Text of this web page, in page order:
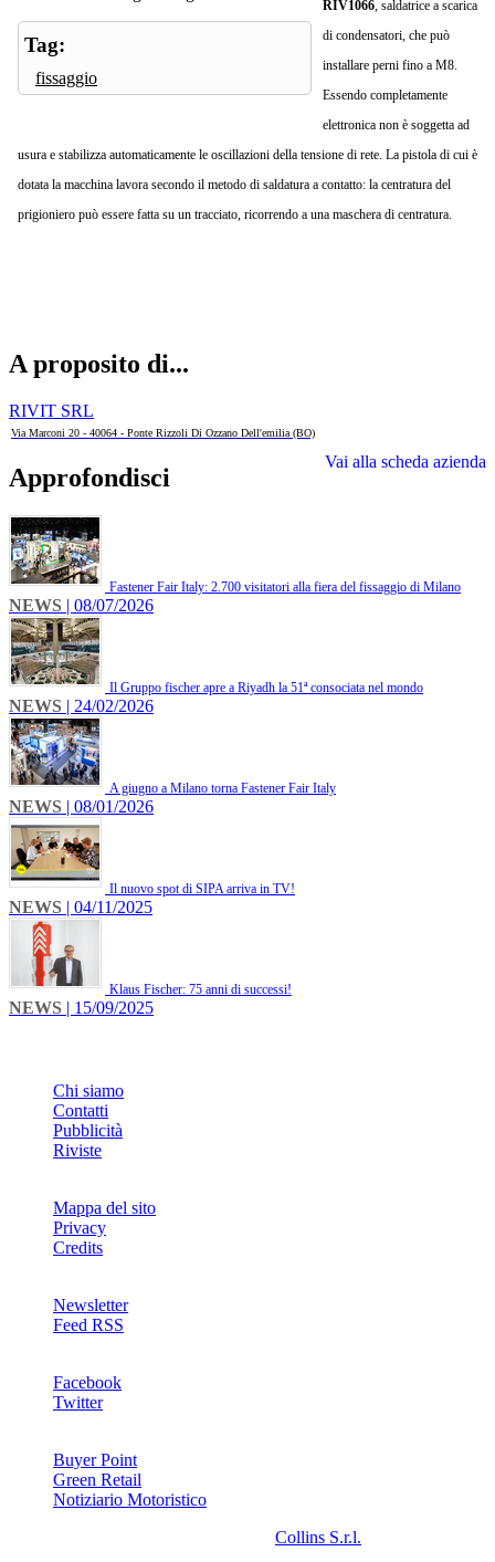
Tag:
fissaggio
RIV1066 , saldatrice a scarica
di condensatori, che può
installare perni fino a M8.
Essendo completamente
elettronica non è soggetta ad
usura e stabilizza automaticamente le oscillazioni della tensione di rete. La pistola di cui è
dotata la macchina lavora secondo il metodo di saldatura a contatto: la centratura del
prigioniero può essere fatta su un tracciato, ricorrendo a una maschera di centratura.
A proposito di...
RIVIT SRL
Via Marconi 20 - 40064 - Ponte Rizzoli Di Ozzano Dell'emilia (BO)
Vai alla scheda azienda
Approfondisci
Fastener Fair Italy: 2.700 visitatori alla fiera del fissaggio di Milano
NEWS | 08/07/2026
Il Gruppo fischer apre a Riyadh la 51ª consociata nel mondo
NEWS | 24/02/2026
A giugno a Milano torna Fastener Fair Italy
NEWS | 08/01/2026
Il nuovo spot di SIPA arriva in TV!
NEWS | 04/11/2025
Klaus Fischer: 75 anni di successi!
NEWS | 15/09/2025
Chi siamo
Contatti
Pubblicità
Riviste
Mappa del sito
Privacy
Credits
Newsletter
Feed RSS
Facebook
Twitter
Buyer Point
Green Retail
Notiziario Motoristico
Collins S.r.l.